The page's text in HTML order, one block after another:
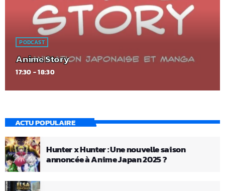
PODCAST
Anime Story
17:30 - 18:30
ACTU POPULAIRE
Hunter x Hunter : Une nouvelle saison
annoncée à Anime Japan 2025 ?